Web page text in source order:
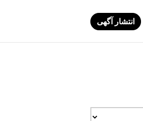
انتشار آگهی